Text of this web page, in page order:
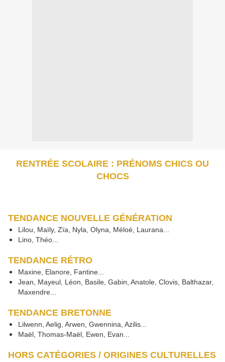
RENTRÉE SCOLAIRE : PRÉNOMS CHICS OU
CHOCS
TENDANCE NOUVELLE GÉNÉRATION
Lilou, Maïly, Zïa, Nyla, Olyna, Méloé, Laurana...
Lino, Théo...
TENDANCE RÉTRO
Maxine, Elanore, Fantine...
Jean, Mayeul, Léon, Basile, Gabin, Anatole, Clovis, Balthazar,
Maxendre...
TENDANCE BRETONNE
Lilwenn, Aelig, Arwen, Gwennina, Azilis...
Maël, Thomas-Maël, Ewen, Evan...
HORS CATÉGORIES / ORIGINES CULTURELLES